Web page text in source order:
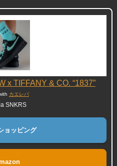
x TIFFANY & CO. “1837”
カエレバ
SNKRS
ョッピング